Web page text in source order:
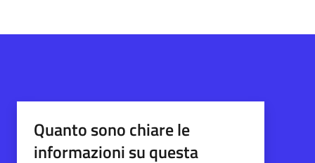
Quanto sono chiare le
informazioni su questa